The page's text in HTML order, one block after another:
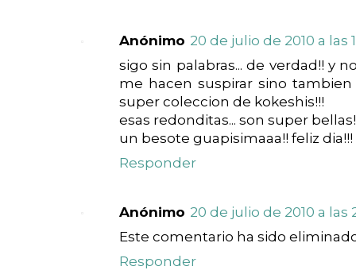
Anónimo 20 de julio de 2010 a las
sigo sin palabras... de verdad!! y
me hacen suspirar sino
super coleccion de kokeshis!!!
esas redonditas... son super
un besote guapisimaaa!! feliz dia!!!
Responder
Anónimo 20 de julio de 2010 a las
Este comentario ha sido
Responder